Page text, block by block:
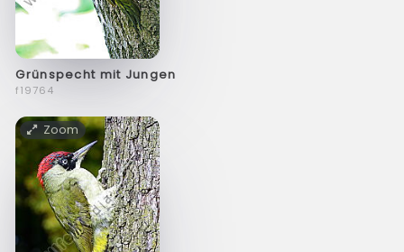
Grünspecht mit Jungen
f19764
Zoom